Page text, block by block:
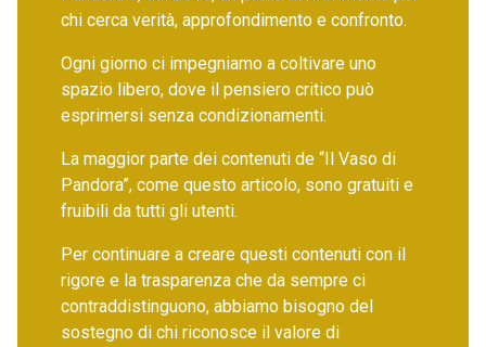
chi cerca verità, approfondimento e confronto.
Ogni giorno ci impegniamo a coltivare uno
spazio libero, dove il pensiero critico può
esprimersi senza condizionamenti.
La maggior parte dei contenuti de “Il Vaso di
Pandora”, come questo articolo, sono gratuiti e
fruibili da tutti gli utenti.
Per continuare a creare questi contenuti con il
rigore e la trasparenza che da sempre ci
contraddistinguono, abbiamo bisogno del
sostegno di chi riconosce il valore di